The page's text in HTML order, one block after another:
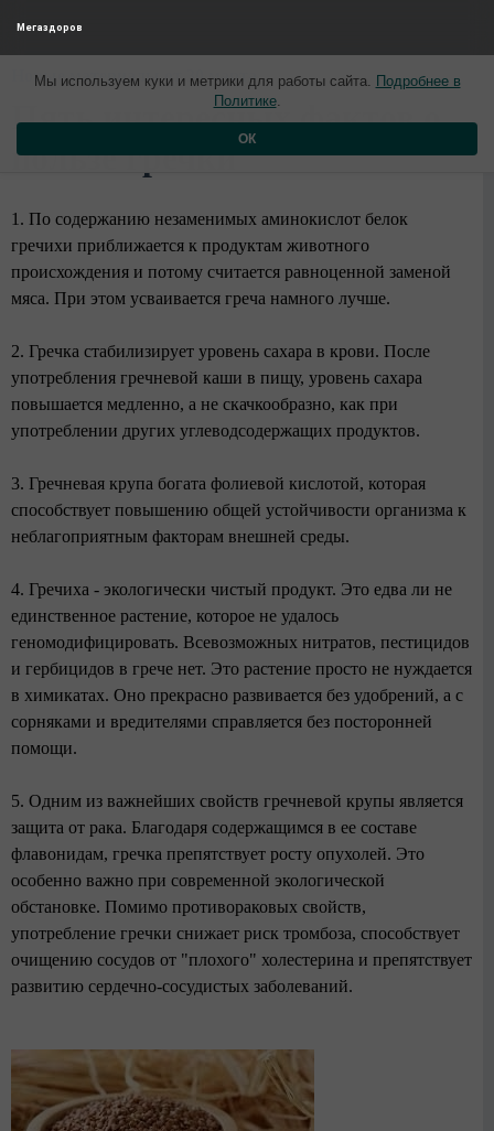
Мегаздоров
Мы используем куки и метрики для работы сайта. Подробнее в
Политике.
ОК
Новые материалы от 30 марта
Пять интересных фактов о
пользе гречки
1. По содержанию незаменимых аминокислот белок
гречихи приближается к продуктам животного
происхождения и потому считается равноценной заменой
мяса. При этом усваивается греча намного лучше.
2. Гречка стабилизирует уровень сахара в крови. После
употребления гречневой каши в пищу, уровень сахара
повышается медленно, а не скачкообразно, как при
употреблении других углеводсодержащих продуктов.
3. Гречневая крупа богата фолиевой кислотой, которая
способствует повышению общей устойчивости организма к
неблагоприятным факторам внешней среды.
4. Гречиха - экологически чистый продукт. Это едва ли не
единственное растение, которое не удалось
геномодифицировать. Всевозможных нитратов, пестицидов
и гербицидов в грече нет. Это растение просто не нуждается
в химикатах. Оно прекрасно развивается без удобрений, а с
сорняками и вредителями справляется без посторонней
помощи.
5. Одним из важнейших свойств гречневой крупы является
защита от рака. Благодаря содержащимся в ее составе
флавонидам, гречка препятствует росту опухолей. Это
особенно важно при современной экологической
обстановке. Помимо противораковых свойств,
употребление гречки снижает риск тромбоза, способствует
очищению сосудов от "плохого" холестерина и препятствует
развитию сердечно-сосудистых заболеваний.